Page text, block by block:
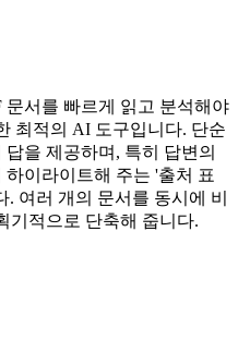
문서를 빠르게 읽고 분석해야
최적의 AI 도구입니다. 단순
을 제공하며, 특히 답변의
이라이트해 주는 '출처 표
여러 개의 문서를 동시에 비
기적으로 단축해 줍니다.